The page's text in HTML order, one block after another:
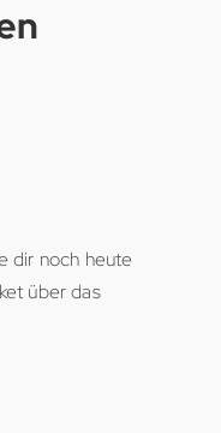
dir noch heute
über das